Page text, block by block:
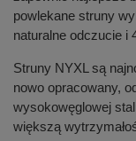
powlekane struny
naturalne odczucie i
Struny NYXL są
nowo opracowany,
wysokowęglowej
większą